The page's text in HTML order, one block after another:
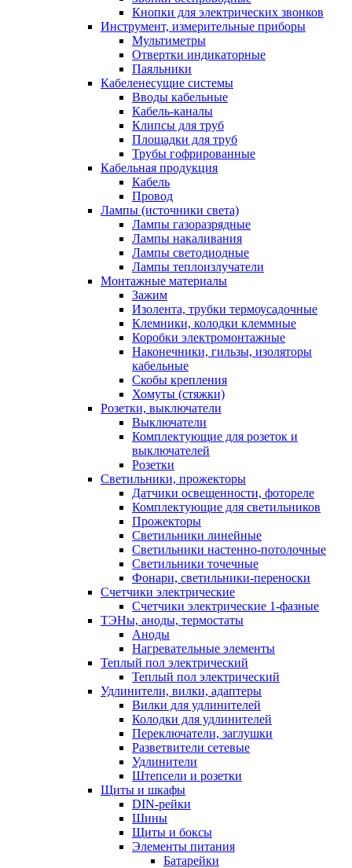
Кнопки для электрических звонков
Инструмент, измерительные приборы
Мультиметры
Отвертки индикаторные
Паяльники
Кабеленесущие системы
Вводы кабельные
Кабель-каналы
Клипсы для труб
Площадки для труб
Трубы гофрированные
Кабельная продукция
Кабель
Провод
Лампы (источники света)
Лампы газоразрядные
Лампы накаливания
Лампы светодиодные
Лампы теплоизлучатели
Монтажные материалы
Зажим
Изолента, трубки термоусадочные
Клемники, колодки клеммные
Коробки электромонтажные
Наконечники, гильзы, изоляторы
кабельные
Скобы крепления
Хомуты (стяжки)
Розетки, выключатели
Выключатели
Комплектующие для розеток и
выключателей
Розетки
Светильники, прожекторы
Датчики освещенности, фотореле
Комплектующие для светильников
Прожекторы
Светильники линейные
Светильники настенно-потолочные
Светильники точечные
Фонари, светильники-переноски
Счетчики электрические
Счетчики электрические 1-фазные
ТЭНы, аноды, термостаты
Аноды
Нагревательные элементы
Теплый пол электрический
Теплый пол электрический
Удлинители, вилки, адаптеры
Вилки для удлинителей
Колодки для удлинителей
Переключатели, заглушки
Разветвители сетевые
Удлинители
Штепсели и розетки
Щиты и шкафы
DIN-рейки
Шины
Щиты и боксы
Элементы питания
Батарейки